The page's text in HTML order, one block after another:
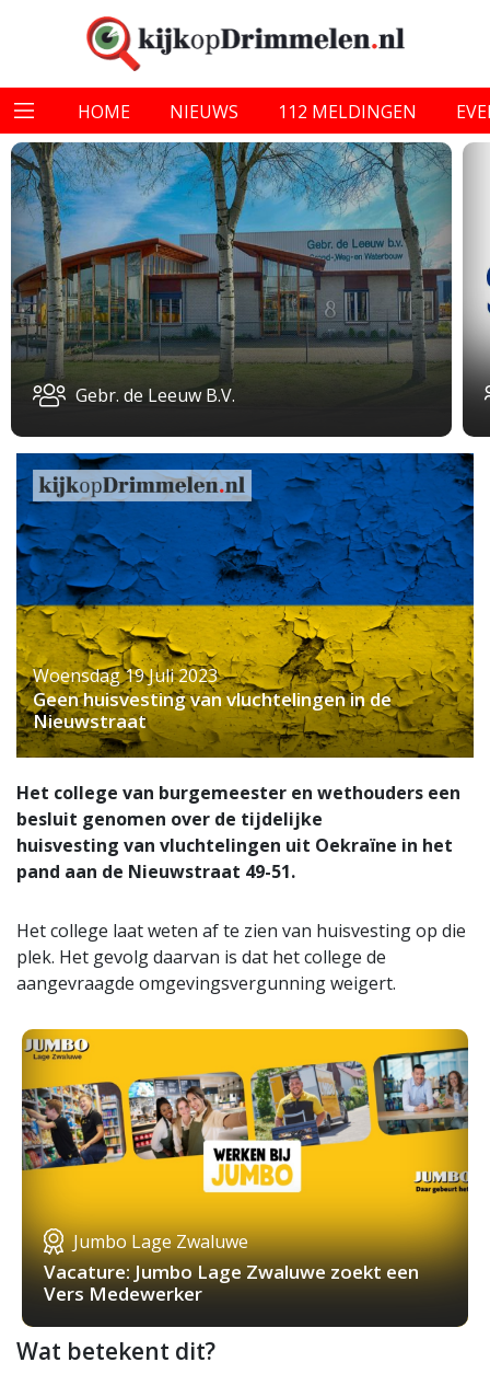
HOME NIEUWS 112 MELDINGEN
Gebr. de Leeuw B.V.
Woensdag 19 Juli 2023
Geen huisvesting van vluchtelingen in de
Nieuwstraat
Het college van burgemeester en wethouders een
besluit genomen over de tijdelijke
huisvesting van vluchtelingen uit Oekraïne in het
pand aan de Nieuwstraat 49-51.
Het college laat weten af te zien van huisvesting op die
plek. Het gevolg daarvan is dat het college de
aangevraagde omgevingsvergunning weigert.
Jumbo Lage Zwaluwe
Vacature: Jumbo Lage Zwaluwe zoekt een
Vers Medewerker
Wat betekent dit?